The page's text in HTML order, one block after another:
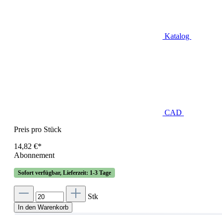
Katalog
CAD
Preis pro Stück
14,82 €*
Abonnement
Sofort verfügbar, Lieferzeit: 1-3 Tage
Stk
In den Warenkorb